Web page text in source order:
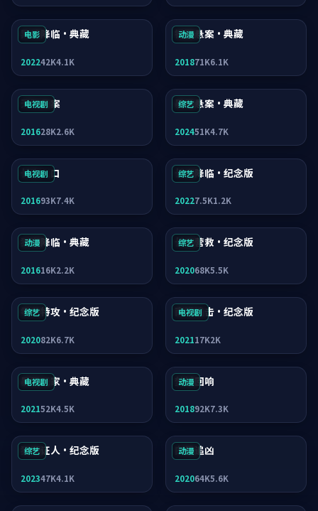
电影
异境降临·典藏
202242K4.1K
动漫
银翼悬案·典藏
201871K6.1K
电视剧
天际悬案
201628K2.6K
综艺
暴雪悬案·典藏
202451K4.7K
电视剧
长夜入口
201693K7.4K
综艺
长夜降临·纪念版
20227.5K1.2K
动漫
狂潮降临·典藏
201616K2.2K
综艺
长夜营救·纪念版
202068K5.5K
综艺
零号特攻·纪念版
202082K6.7K
电视剧
南港追击·纪念版
202117K2K
电视剧
暴雪玩家·典藏
202152K4.5K
动漫
焚城回响
201892K7.3K
综艺
狂潮证人·纪念版
202347K4.1K
动漫
白昼追凶
202064K5.6K